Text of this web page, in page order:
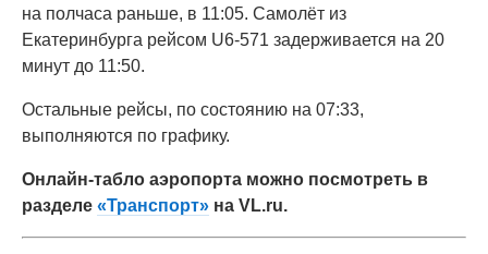
на полчаса раньше, в 11:05. Самолёт из
Екатеринбурга рейсом U6-571 задерживается на 20
минут до 11:50.
Остальные рейсы, по состоянию на 07:33,
выполняются по графику.
Онлайн-табло аэропорта можно посмотреть в
разделе «Транспорт» на VL.ru.